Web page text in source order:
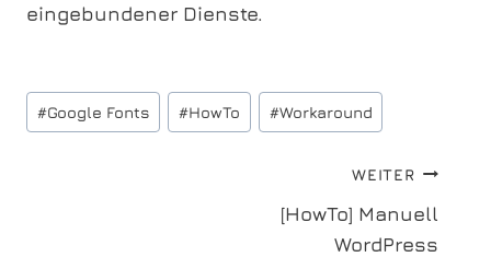
eingebundener Dienste.
Schlagworte:
#Google Fonts #HowTo #Workaround
BeitragsnavigationWEITER
[HowTo] Manuell
WordPress